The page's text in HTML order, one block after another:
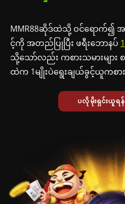
MMR88ဆိုဒ်ထဲသို့ ဝင်ရောက်၍
င့်ကို အတည်ပြုပြီး ဖရီးဘောနပ်
သို့သော်လည်း ကစားသမားများ
ထဲက 1မျိုးပဲရွေးချယ်ခွင့်ယူကစာ
ပလိုမိုးရှင်းယူရ